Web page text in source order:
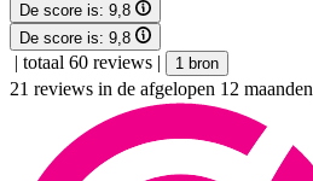
De score is: 9,8
De score is: 9,8
| totaal 60 reviews | 1 bron
21 reviews in de afgelopen 12 maanden